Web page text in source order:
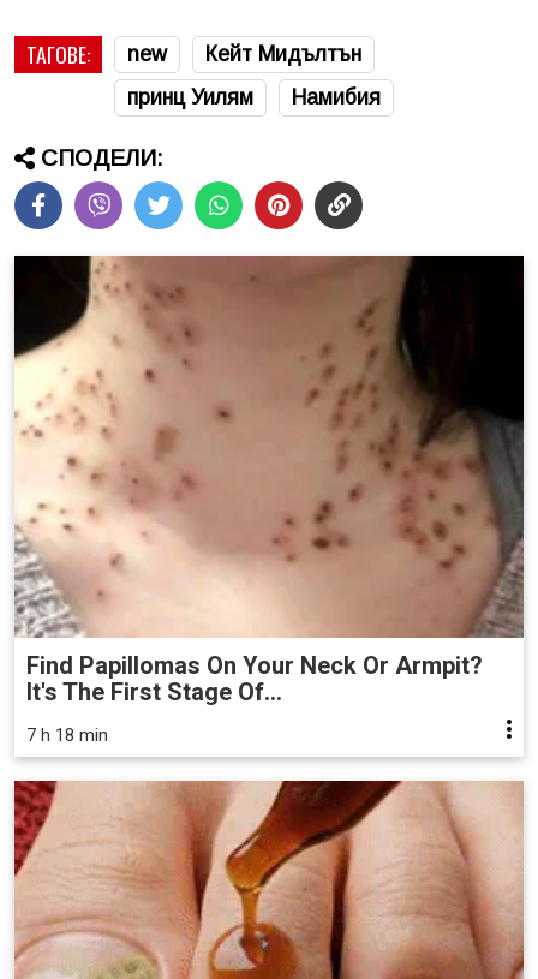
ТАГОВЕ: new
Кейт Мидълтън
принц Уилям
Намибия
СПОДЕЛИ:
Find Papillomas On Your Neck Or Armpit?
It's The First Stage Of...
7 h 18 min